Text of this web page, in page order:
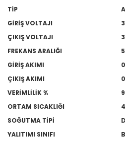
TİP
GİRİŞ VOLTAJI
ÇIKIŞ VOLTAJI
FREKANS ARALIĞI
GİRİŞ AKIMI
ÇIKIŞ AKIMI
VERİMLİLİK %
ORTAM SICAKLIĞI
SOĞUTMA TİPİ
YALITIMI SINIFI